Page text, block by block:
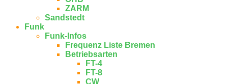
ZARM
Sandstedt
Funk
Funk-Infos
Frequenz Liste Bremen
Betriebsarten
FT-4
FT-8
CW